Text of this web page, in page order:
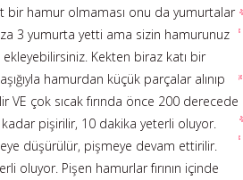
bir hamur olmaması onu da yumurtalar
3 yumurta yetti ama sizin hamurunuz
Kekten biraz katı bir
hamurdan küçük parçalar alınıp
VE çok sıcak fırında önce 200 derecede
pişirilir, 10 dakika yeterli oluyor.
düşürülür, pişmeye devam ettirilir.
oluyor. Pişen hamurlar fırının içinde